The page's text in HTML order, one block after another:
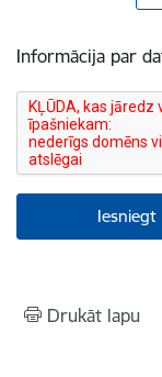
Informācija par
Drukāt lapu